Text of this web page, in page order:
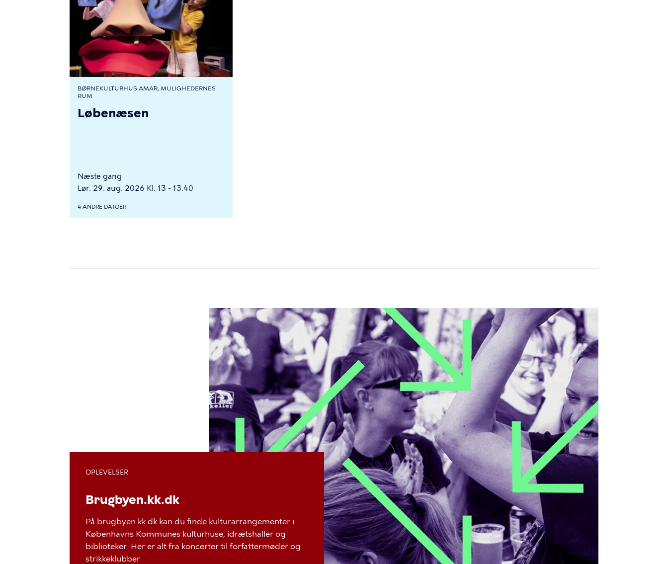
BØRNEKULTURHUS AMA´R, MULIGHEDERNES
RUM
Løbenæsen
Næste gang
Lør. 29. aug. 2026 Kl. 13 - 13.40
4 ANDRE DATOER
OPLEVELSER
Brugbyen.kk.dk
På brugbyen.kk.dk kan du finde kulturarrangementer i
Københavns Kommunes kulturhuse, idrætshaller og
biblioteker. Her er alt fra koncerter til forfattermøder og
strikkeklubber